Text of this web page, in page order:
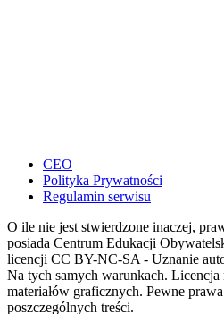
CEO
Polityka Prywatności
Regulamin serwisu
O ile nie jest stwierdzone inaczej,
posiada Centrum Edukacji
licencji CC BY-NC-SA - Uznanie
Na tych samych warunkach.
materiałów graficznych. Pewne
poszczególnych treści.